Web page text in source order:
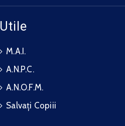
Utile
M.A.I.
A.N.P.C.
A.N.O.F.M.
Salvați Copiii